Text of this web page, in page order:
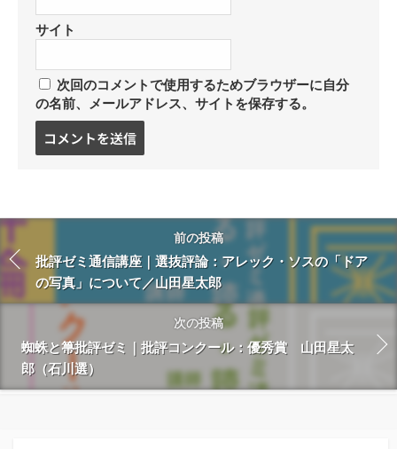
サイト
次回のコメントで使用するためブラウザーに自分
の名前、メールアドレス、サイトを保存する。
コ
る
前の投稿
批評ゼミ通信講座｜選抜評論：アレック・ソスの「ドア
の写真」について／山田星太郎
次の投稿
蜘蛛と箒批評ゼミ｜批評コンクール：優秀賞 山田星太
郎（石川選）